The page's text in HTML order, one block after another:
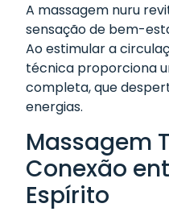
A massagem nuru
sensação de bem-
Ao estimular a
técnica proporciona
completa, que
energias.
Massagem
Conexão
Espírito